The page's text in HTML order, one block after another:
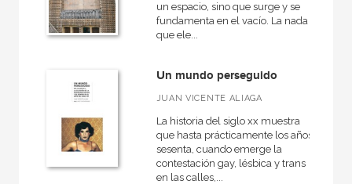
un espacio, sino que surge y se
fundamenta en el vacío. La nada
que ele...
Un mundo perseguido
JUAN VICENTE ALIAGA
La historia del siglo xx muestra
que hasta prácticamente los años
sesenta, cuando emerge la
contestación gay, lésbica y trans
en las calles,...